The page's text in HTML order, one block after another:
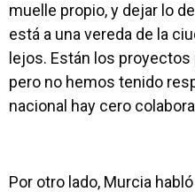
muelle propio, y dejar lo
está a una vereda de la
lejos. Están los proyectos
pero no hemos tenido
nacional hay cero
Por otro lado, Murcia